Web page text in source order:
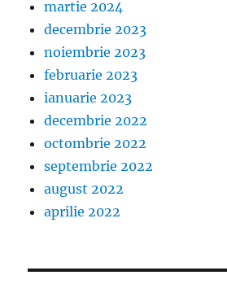
martie 2024
decembrie 2023
noiembrie 2023
februarie 2023
ianuarie 2023
decembrie 2022
octombrie 2022
septembrie 2022
august 2022
aprilie 2022